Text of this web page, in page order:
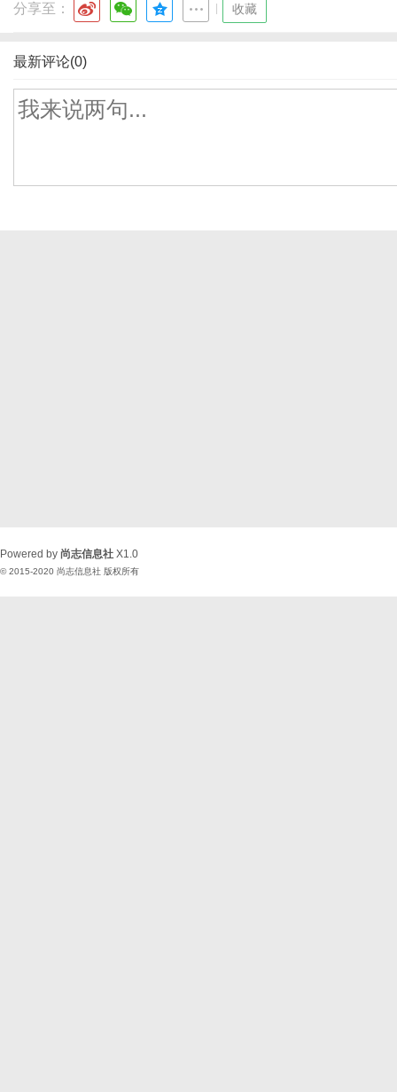
分享至： 收藏
最新评论(0)
Powered by 尚志信息社 X1.0
© 2015-2020 尚志信息社 版权所有